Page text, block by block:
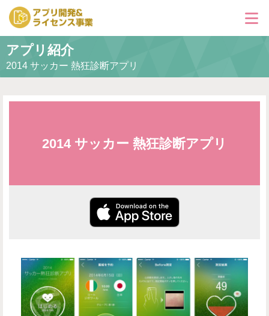
アプリ紹介
お問い合わせ
アプリ紹介
2014 サッカー 熱狂診断アプリ
2014 サッカー 熱狂診断アプリ